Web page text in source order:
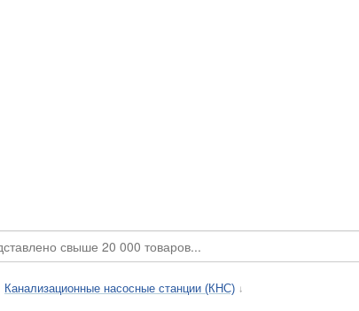
Канализационные насосные станции (КНС) ↓